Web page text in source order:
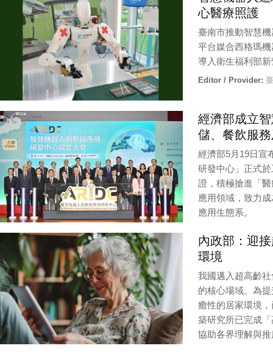
心醫療照護
臺南市推動智慧
平台媒合西格瑪
導入衛生福利部
Editor / Provider:
經濟部成立
儲、餐飲服
經濟部5月19日宣
研發中心」正式
證，積極搶進「
應用領域，致力
應用生態系。
內政部：迎
環境
我國邁入超高齡
的核心場域。為
癒性的居家環境
築研究所已完成
協助各界理解與